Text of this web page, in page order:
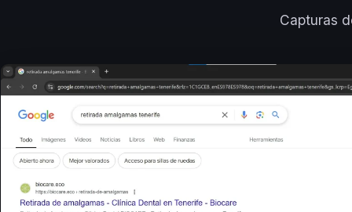
Capturas